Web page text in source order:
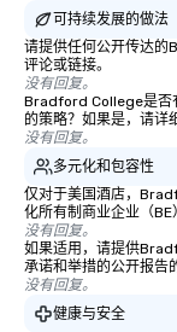
可持续发展的做法
请提供任何公开传达
评论或链接。
没有回复。
Bradford College是否
的策略？如果是，请详
没有回复。
多元化和包容性
仅对于美国酒店，
化所有制商业企业（BE
没有回复。
如果适用，请提供
承诺和举措的公开报告
没有回复。
健康与安全